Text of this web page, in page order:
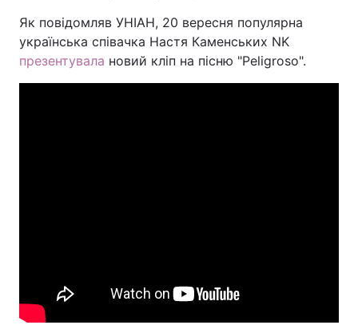
Як повідомляв УНІАН, 20 вересня популярна
українська співачка Настя Каменських NK
презентувала новий кліп на пісню "Peligroso".